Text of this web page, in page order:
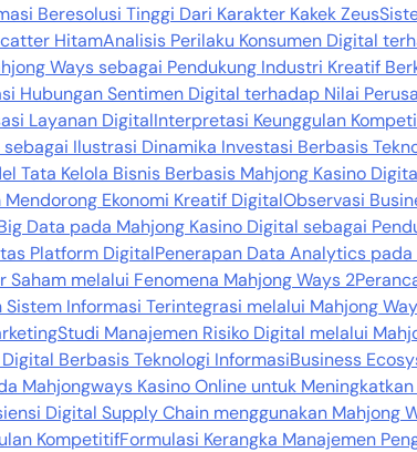
Beresolusi Tinggi Dari Karakter Kakek Zeus
HitamAnalisis Perilaku Konsumen Digital
Ways sebagai Pendukung Industri Kreatif
Hubungan Sentimen Digital terhadap Nilai
Layanan DigitalInterpretasi Keunggulan
Ilustrasi Dinamika Investasi Berbasis
Tata Kelola Bisnis Berbasis Mahjong Kasino
Ekonomi Kreatif DigitalObservasi
Data pada Mahjong Kasino Digital sebagai
Platform DigitalPenerapan Data Analytics
melalui Fenomena Mahjong Ways 2
Sistem Informasi Terintegrasi melalui Mahjong
Studi Manajemen Risiko Digital melalui
Berbasis Teknologi InformasiBusiness
Mahjongways Kasino Online untuk
Digital Supply Chain menggunakan Mahjong
KompetitifFormulasi Kerangka Manajemen